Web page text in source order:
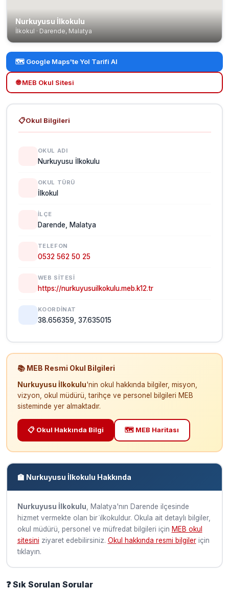
Nurkuyusu İlkokulu
İlkokul · Darende, Malatya
🗺️ Google Maps'te Yol Tarifi Al
🌐 MEB Okul Sitesi
📋Okul Bilgileri
OKUL ADI
Nurkuyusu İlkokulu
OKUL TÜRÜ
İlkokul
İLÇE
Darende, Malatya
TELEFON
0532 562 50 25
WEB SITESI
https://nurkuyusuilkokulu.meb.k12.tr
KOORDINAT
38.656359, 37.635015
📚 MEB Resmi Okul Bilgileri
Nurkuyusu İlkokulu'nin okul hakkında bilgiler, misyon,
vizyon, okul müdürü, tarihçe ve personel bilgileri MEB
sisteminde yer almaktadır.
📋 Okul Hakkında Bilgi 🗺️ MEB Haritası
🏫 Nurkuyusu İlkokulu Hakkında
Nurkuyusu İlkokulu , Malatya'nın Darende ilçesinde
hizmet vermekte olan bir i̇lkokuldur. Okula ait detaylı bilgiler,
okul müdürü, personel ve müfredat bilgileri için MEB okul
sitesini ziyaret edebilirsiniz. Okul hakkında resmi bilgileriçin
tıklayın.
❓ Sık Sorulan Sorular